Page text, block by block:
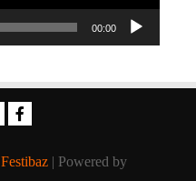
00:00
Festibaz | Powered by